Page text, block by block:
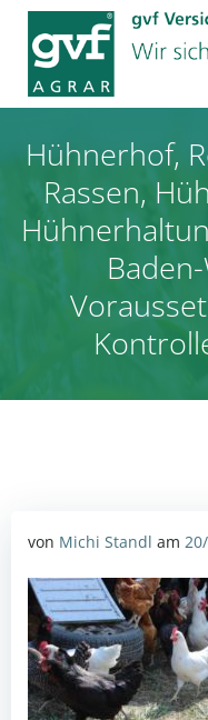
Hühnerhof,
Rassen,
von Michi Standl am